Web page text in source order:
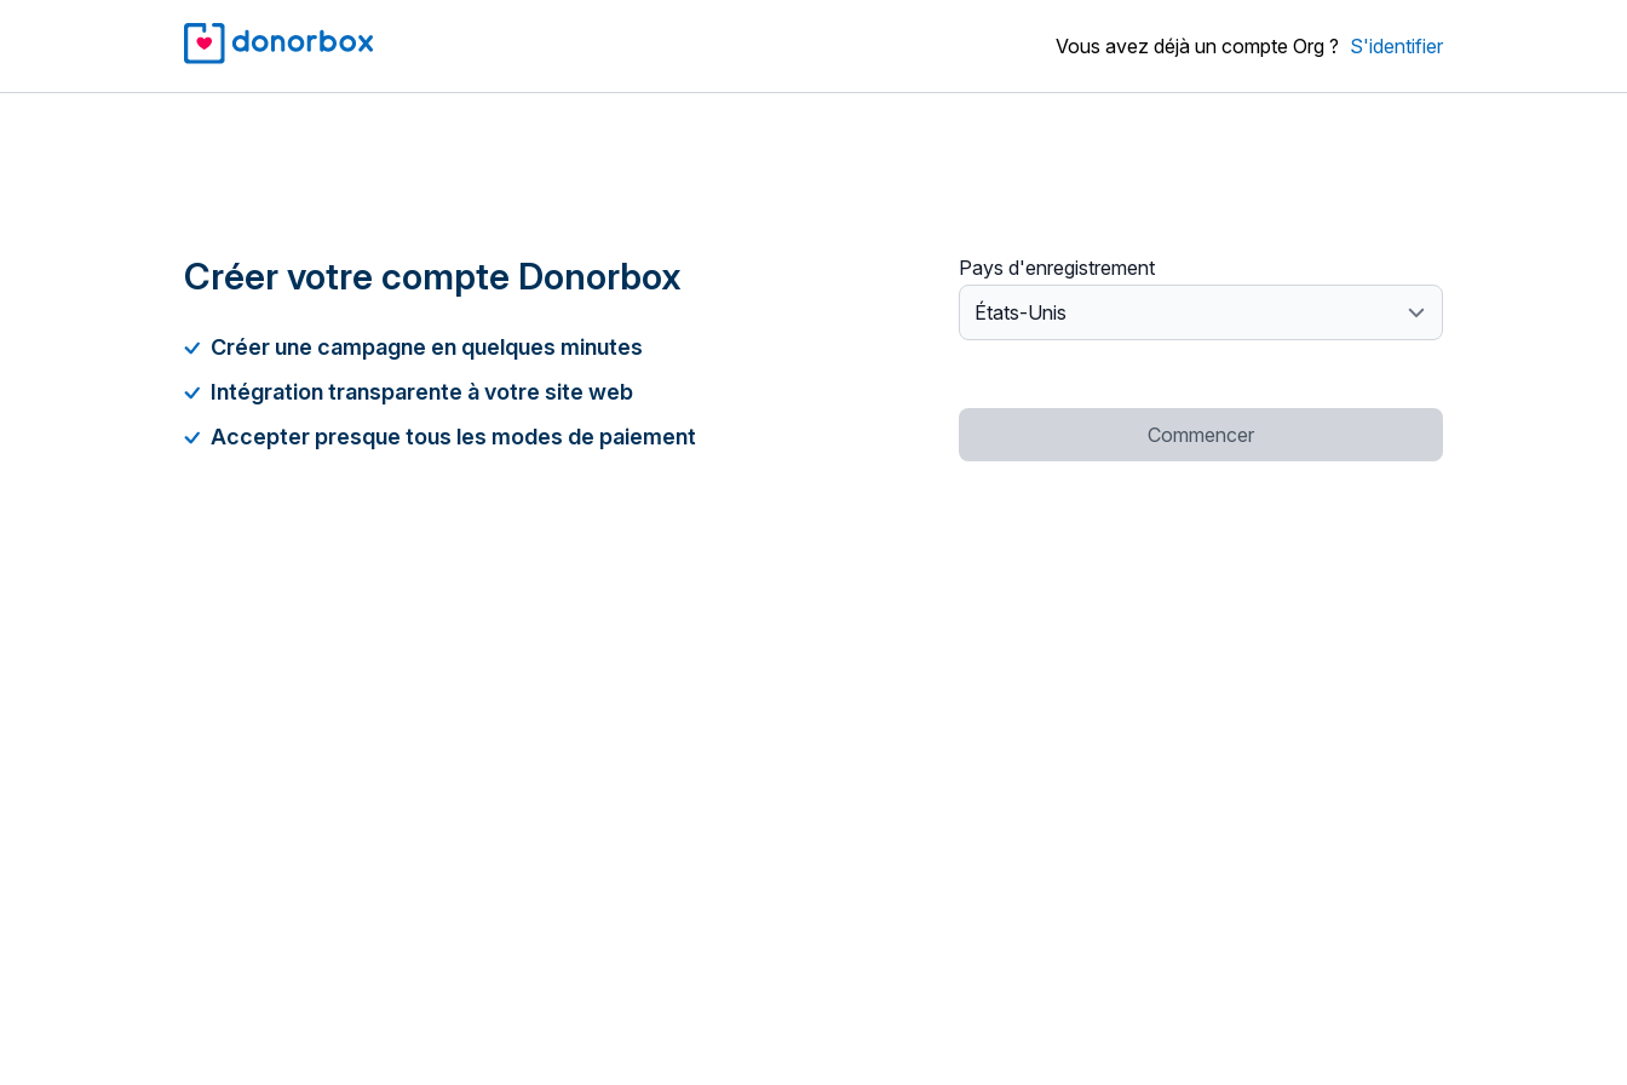
Vous avez déjà un compte Org ? S'identifier
Créer votre compte Donorbox
Créer une campagne en quelques minutes
Intégration transparente à votre site web
Accepter presque tous les modes de paiement
Pays d'enregistrement
Commencer